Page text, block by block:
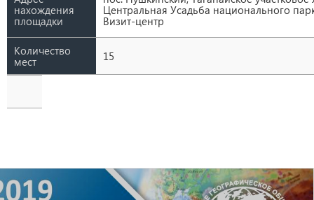
нахождения
площадки
Центральная Усадьба национального
Визит-центр
Количество
мест
15